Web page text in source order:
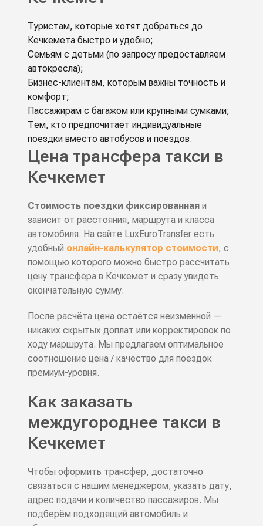
Туристам, которые хотят добраться до
Кечкемета быстро и удобно;
Семьям с детьми (по запросу предоставляем
автокресла);
Бизнес-клиентам, которым важны точность и
комфорт;
Пассажирам с багажом или крупными сумками;
Тем, кто предпочитает индивидуальные
поездки вместо автобусов и поездов.
Цена трансфера такси в
Кечкемет
Стоимость поездки фиксированнаяи
зависит от расстояния, маршрута и класса
автомобиля. На сайте LuxEuroTransfer есть
удобный онлайн-калькулятор стоимости, с
помощью которого можно быстро рассчитать
цену трансфера в Кечкемет и сразу увидеть
окончательную сумму.
После расчёта цена остаётся неизменной —
никаких скрытых доплат или корректировок по
ходу маршрута. Мы предлагаем оптимальное
соотношение цена / качество для поездок
премиум-уровня.
Как заказать
междугороднее такси в
Кечкемет
Чтобы оформить трансфер, достаточно
связаться с нашим менеджером, указать дату,
адрес подачи и количество пассажиров. Мы
подберём подходящий автомобиль и